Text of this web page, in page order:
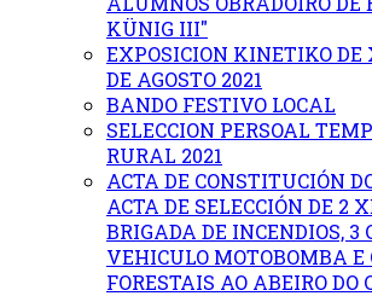
KÜNIG III"
EXPOSICION KINETIKO DE
DE AGOSTO 2021
BANDO FESTIVO LOCAL
SELECCION PERSOAL
RURAL 2021
ACTA DE CONSTITUCIÓN
ACTA DE SELECCIÓN DE 2
BRIGADA DE INCENDIOS, 3
VEHICULO MOTOBOMBA E
FORESTAIS AO ABEIRO DO